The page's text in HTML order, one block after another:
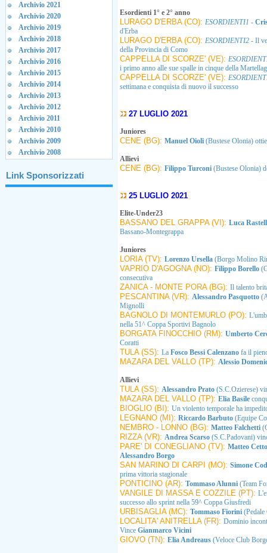
Archivio 2021
Archivio 2020
Archivio 2019
Archivio 2018
Archivio 2017
Archivio 2016
Archivio 2015
Archivio 2014
Archivio 2013
Archivio 2012
Archivio 2011
Archivio 2010
Archivio 2009
Archivio 2008
Link Sponsorizzati
Esordienti 1° e 2° anno
LURAGO D'ERBA (CO): ESORDIENTI1 -
d'Erba
LURAGO D'ERBA (CO): ESORDIENTI2 - Il
della Provincia di Como
CAPPELLA DI SCORZE' (VE):
i primo anno alle sue spalle in cinque della
CAPPELLA DI SCORZE' (VE):
settimana e conquista di nuovo il successo
27 LUGLIO 2021
Juniores
CENE (BG): Manuel Oioli (Bustese Olonia)
Allievi
CENE (BG): Filippo Turconi (Bustese Olonia)
25 LUGLIO 2021
Elite-Under23
BASSANO DEL GRAPPA (VI): Luca
Bassano-Montegrappa
Juniores
LORIA (TV): Lorenzo Ursella (Borgo Molino
VAPRIO D'AGOGNA (NO): Filippo Borello
consecutiva
ZANICA - MONTE PORA (BG): Il talento
PESCANTINA (VR): Alessandro Pasquotto
Mignolli
BAGNOLO DI MONTEMURLO (PO):
nella 51^ Coppa Sportivi Bagnolo
BORGATA FINOCCHIO (RM): Umberto
Coratti
TULA (SS): La Fosco Bessi Calenzano fa il
MAZARA DEL VALLO (TP): Alessio
Allievi
TULA (SS): Alessandro Prato (S.C.Ozierese)
MAZARA DEL VALLO (TP): Elia Basile
BIOGLIO (BI): Un violento temporale ha
LEGNANO (MI): Riccardo Barbuto (Equipe
NEMBRO - LONNO (BG): Matteo Falchetti
RIZZA (VR): Andrea Scarso (S.C.Padovani)
PARE' DI CONEGLIANO (TV): Matteo
Alessandro Borgo
SAN MARINO DI CARPI (MO): Simone
prima vittoria stagionale
PONTICINO (AR): Tommaso Alunni (Team
VANGILE DI MASSA E COZZILE (PT):
successo allo sprint nella 59^ Coppa Giusfredi
URBISAGLIA (MC): Tommaso Fiorini
LOCALITA' ANITRELLA (FR): Dominio
Vince Gianmarco Vicini
GIOVO (TN): Elia Andreaus (Veloce Club